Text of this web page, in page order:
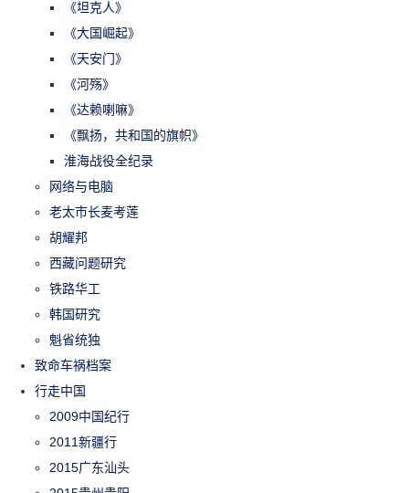
《坦克人》
《大国崛起》
《天安门》
《河殇》
《达赖喇嘛》
《飘扬，共和国的旗帜》
淮海战役全纪录
网络与电脑
老太市长麦考莲
胡耀邦
西藏问题研究
铁路华工
韩国研究
魁省统独
致命车祸档案
行走中国
2009中国纪行
2011新疆行
2015广东汕头